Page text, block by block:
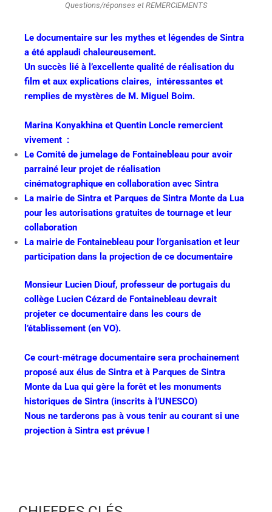
Questions/réponses et REMERCIEMENTS
Le documentaire sur les mythes et légendes de Sintra
a été applaudi chaleureusement.
Un succès lié à l’excellente qualité de réalisation du
film et aux explications claires, intéressantes et
remplies de mystères de M. Miguel Boim.
Marina Konyakhina et Quentin Loncle remercient
vivement :
Le Comité de jumelage de Fontainebleau pour avoir
parrainé leur projet de réalisation
cinématographique en collaboration avec Sintra
La mairie de Sintra et Parques de Sintra Monte da Lua
pour les autorisations gratuites de tournage et leur
collaboration
La mairie de Fontainebleau pour l’organisation et leur
participation dans la projection de ce documentaire
Monsieur Lucien Diouf, professeur de portugais du
collège Lucien Cézard de Fontainebleau devrait
projeter ce documentaire dans les cours de
l’établissement (en VO).
Ce court-métrage documentaire sera prochainement
proposé aux élus de Sintra et à Parques de Sintra
Monte da Lua qui gère la forêt et les monuments
historiques de Sintra (inscrits à l’UNESCO)
Nous ne tarderons pas à vous tenir au courant si une
projection à Sintra est prévue !